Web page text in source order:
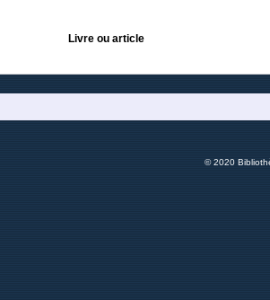
Livre ou article
© 2020